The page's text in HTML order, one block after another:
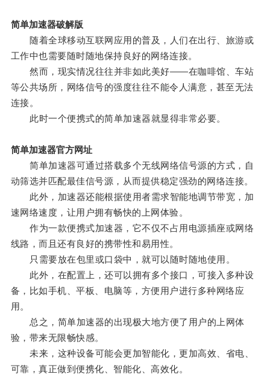
简单加速器破解版
随着全球移动互联网应用的普及，人们在出行、旅游或
工作中也需要随时随地保持良好的网络连接。
然而，现实情况往往并非如此美好——在咖啡馆、车站
等公共场所，网络信号的强度往往不能令人满意，甚至无法
连接。
此时一个便携式的简单加速器就显得非常必要。
简单加速器官方网址
简单加速器可通过搭载多个无线网络信号源的方式，自
动筛选并匹配最佳信号源，从而提供稳定强劲的网络连接。
此外，加速器还能根据使用者需求智能地调节带宽，加
速网络速度，让用户拥有畅快的上网体验。
作为一款便携式加速器，它不仅不占用电源插座或网络
线路，而且还有良好的携带性和易用性。
只需要放在包里或口袋中，就可以随时随地使用。
此外，在配置上，还可以拥有多个接口，可接入多种设
备，比如手机、平板、电脑等，方便用户进行多种网络应
用。
总之，简单加速器的出现极大地方便了用户的上网体
验，带来无限畅快感。
未来，这种设备可能会更加智能化，更加高效、省电、
可靠，真正做到便携化、智能化、高效化。